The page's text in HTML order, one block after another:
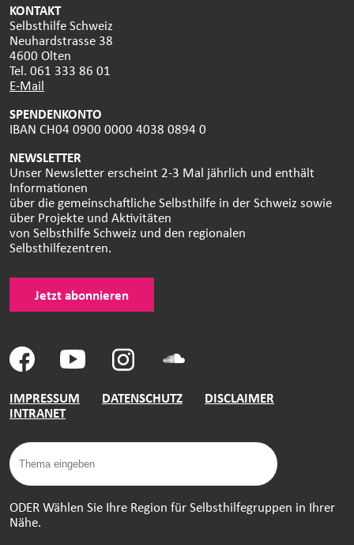
KONTAKT
Selbsthilfe Schweiz
Neuhardstrasse 38
4600 Olten
Tel. 061 333 86 01
E-Mail
SPENDENKONTO
IBAN CH04 0900 0000 4038 0894 0
NEWSLETTER
Unser Newsletter erscheint 2-3 Mal jährlich und enthält
Informationen
über die gemeinschaftliche Selbsthilfe in der Schweiz sowie
über Projekte und Aktivitäten
von Selbsthilfe Schweiz und den regionalen
Selbsthilfezentren.
Jetzt abonnieren
IMPRESSUM DATENSCHUTZ
DISCLAIMER
INTRANET
ODER Wählen Sie Ihre Region für Selbsthilfegruppen in Ihrer
Nähe.